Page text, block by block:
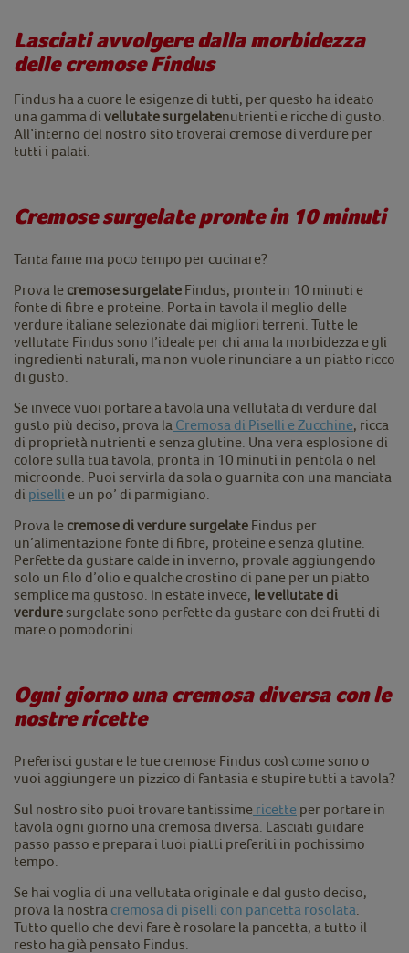
Lasciati avvolgere dalla morbidezza
delle cremose Findus
Findus ha a cuore le esigenze di tutti, per questo ha ideato
una gamma di vellutate surgelatenutrienti e ricche di gusto.
All’interno del nostro sito troverai cremose di verdure per
tutti i palati.
Cremose surgelate pronte in 10 minuti
Tanta fame ma poco tempo per cucinare?
Prova le cremose surgelate Findus, pronte in 10 minuti e
fonte di fibre e proteine. Porta in tavola il meglio delle
verdure italiane selezionate dai migliori terreni. Tutte le
vellutate Findus sono l’ideale per chi ama la morbidezza e gli
ingredienti naturali, ma non vuole rinunciare a un piatto ricco
di gusto.
Se invece vuoi portare a tavola una vellutata di verdure dal
gusto più deciso, prova la Cremosa di Piselli e Zucchine, ricca
di proprietà nutrienti e senza glutine. Una vera esplosione di
colore sulla tua tavola, pronta in 10 minuti in pentola o nel
microonde. Puoi servirla da sola o guarnita con una manciata
di piselli e un po’ di parmigiano.
Prova le cremose di verdure surgelate Findus per
un’alimentazione fonte di fibre, proteine e senza glutine.
Perfette da gustare calde in inverno, provale aggiungendo
solo un filo d’olio e qualche crostino di pane per un piatto
semplice ma gustoso. In estate invece, levellutate di
verduresurgelate sono perfette da gustare con dei frutti di
mare o pomodorini.
Ogni giorno una cremosa diversa con le
nostre ricette
Preferisci gustare le tue cremose Findus così come sono o
vuoi aggiungere un pizzico di fantasia e stupire tutti a tavola?
Sul nostro sito puoi trovare tantissime ricette per portare in
tavola ogni giorno una cremosa diversa. Lasciati guidare
passo passo e prepara i tuoi piatti preferiti in pochissimo
tempo.
Se hai voglia di una vellutata originale e dal gusto deciso,
prova la nostra cremosa di piselli con pancetta rosolata
Tutto quello che devi fare è rosolare la pancetta, a tutto il
resto ha già pensato Findus.